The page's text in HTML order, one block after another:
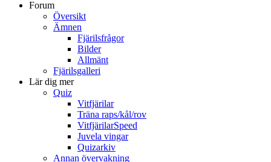
Forum
Översikt
Ämnen
Fjärilsfrågor
Bilder
Allmänt
Fjärilsgalleri
Lär dig mer
Quiz
Vitfjärilar
Träna raps/kål/rov
VitfjärilarSpeed
Juvela vingar
Quizarkiv
Annan övervakning